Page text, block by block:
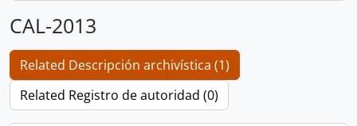
CAL-2013
Related Descripción archivística (1)
Related Registro de autoridad (0)